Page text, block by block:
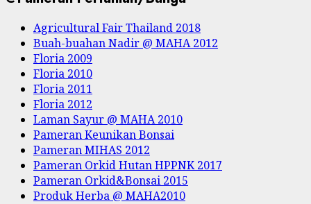
Agricultural Fair Thailand 2018
Buah-buahan Nadir @ MAHA 2012
Floria 2009
Floria 2010
Floria 2011
Floria 2012
Laman Sayur @ MAHA 2010
Pameran Keunikan Bonsai
Pameran MIHAS 2012
Pameran Orkid Hutan HPPNK 2017
Pameran Orkid&Bonsai 2015
Produk Herba @ MAHA2010